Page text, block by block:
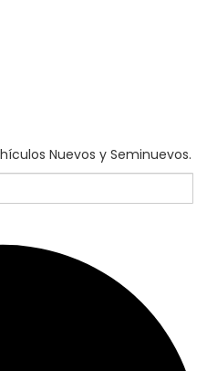
Nuevos y Seminuevos.